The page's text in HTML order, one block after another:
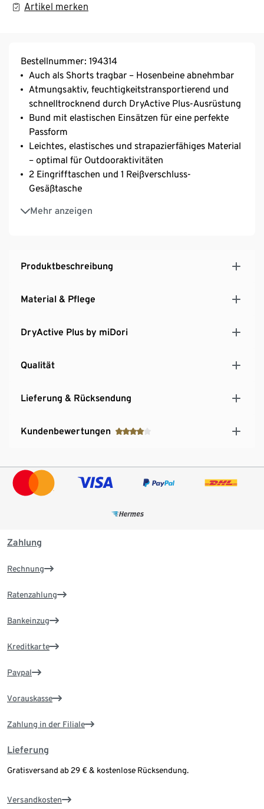
Artikel merken
Bestellnummer: 194314
Auch als Shorts tragbar – Hosenbeine abnehmbar
Atmungsaktiv, feuchtigkeitstransportierend und
schnelltrocknend durch DryActive Plus-Ausrüstung
Bund mit elastischen Einsätzen für eine perfekte
Passform
Leichtes, elastisches und strapazierfähiges Material
– optimal für Outdooraktivitäten
2 Eingrifftaschen und 1 Reißverschluss-
Gesäßtasche
Mehr anzeigen
Verstellbar am Beinabschluss
Mit Gürtelschlaufen
Produktbeschreibung
Material & Pflege
DryActive Plus by miDori
Qualität
Lieferung & Rücksendung
Kundenbewertungen
Zahlung
Rechnung
Ratenzahlung
Bankeinzug
Kreditkarte
Paypal
Vorauskasse
Zahlung in der Filiale
Lieferung
Gratisversand ab 29 € & kostenlose Rücksendung.
Versandkosten